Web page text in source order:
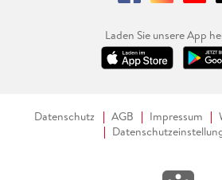
Laden Sie unsere App
Datenschutz AGB Impressum